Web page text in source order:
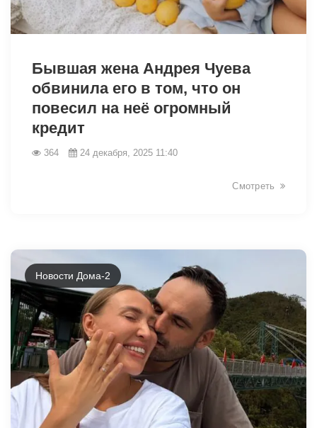
Бывшая жена Андрея Чуева
обвинила его в том, что он
повесил на неё огромный
кредит
364 24 декабря, 2025 11:40
Смотреть
Новости Дома-2